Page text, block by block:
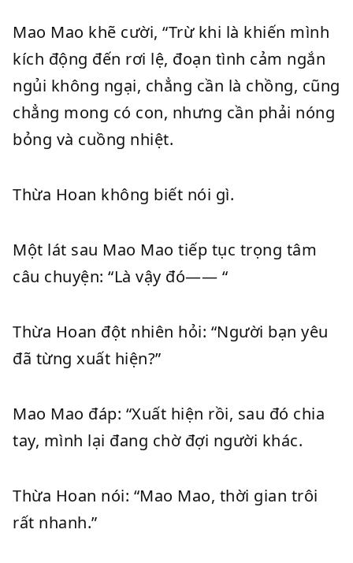
Mao Mao khẽ cười, “Trừ khi là khiến mình
kích động đến rơi lệ, đoạn tình cảm ngắn
ngủi không ngại, chẳng cần là chồng, cũng
chẳng mong có con, nhưng cần phải nóng
bỏng và cuồng nhiệt.
Thừa Hoan không biết nói gì.
Một lát sau Mao Mao tiếp tục trọng tâm
câu chuyện: “Là vậy đó—— “
Thừa Hoan đột nhiên hỏi: “Người bạn yêu
đã từng xuất hiện?”
Mao Mao đáp: “Xuất hiện rồi, sau đó chia
tay, mình lại đang chờ đợi người khác.
Thừa Hoan nói: “Mao Mao, thời gian trôi
rất nhanh.”